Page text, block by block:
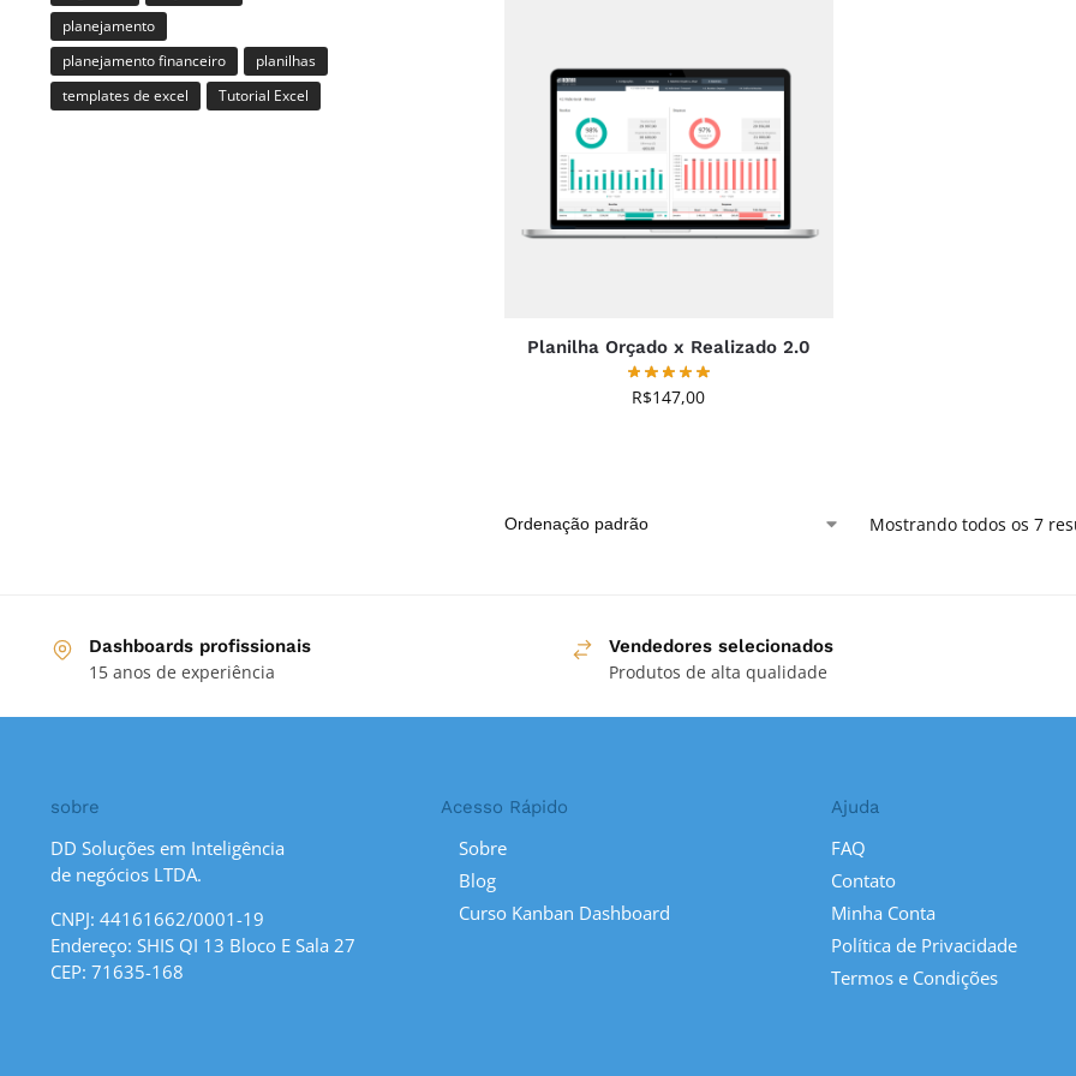
Planilha Orçado x Realizado 2.0
R$147,00
Mostrando todos os 7
planejamento
planejamento financeiro
planilhas
templates de excel
Tutorial Excel
Dashboards profissionais
15 anos de experiência
Vendedores selecionados
Produtos de alta qualidade
sobre
DD Soluções em Inteligência
de negócios LTDA.
CNPJ: 44161662/0001-19
Endereço: SHIS QI 13 Bloco E Sala 27
CEP: 71635-168
Acesso Rápido
Sobre
Blog
Curso Kanban Dashboard
Ajuda
FAQ
Contato
Minha Conta
Política de Privacidade
Termos e Condições